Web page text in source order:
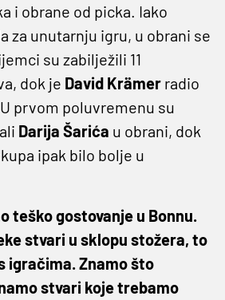
i obrane od picka. Iako
za unutarnju igru, u obrani se
su zabilježili 11
dok je David Krämer radio
prvom poluvremenu su
Darija Šarića u obrani, dok
ipak bilo bolje u
teško gostovanje u Bonnu.
stvari u sklopu stožera, to
igračima. Znamo što
stvari koje trebamo